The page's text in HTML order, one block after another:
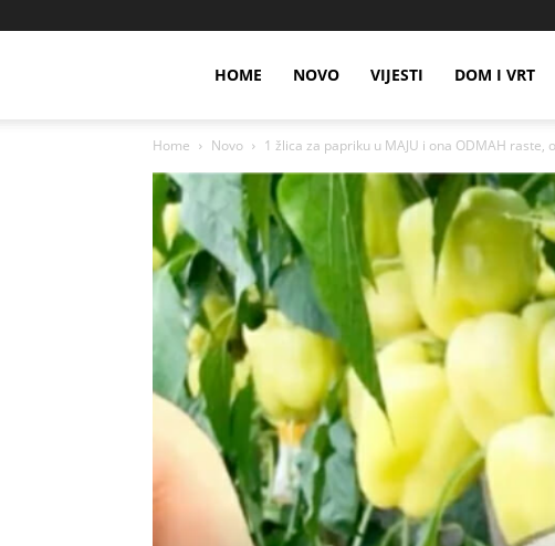
HOME NOVO VIJESTI DOM I VRT
Home Novo 1 žlica za papriku u MAJU i ona ODMAH raste,